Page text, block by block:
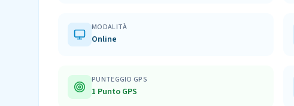
MODALITÀ
Online
PUNTEGGIO GPS
1 Punto GPS